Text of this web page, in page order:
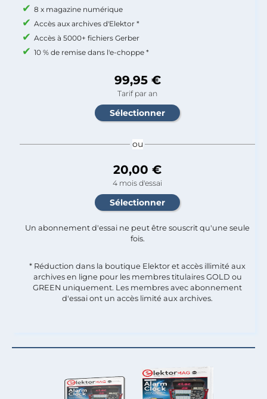
8 x magazine numérique
Accès aux archives d'Elektor *
Accès à 5000+ fichiers Gerber
10 % de remise dans l'e-choppe *
99,95 €
Tarif par an
ou
20,00 €
4 mois d'essai
Un abonnement d'essai ne peut être souscrit qu'une seule
fois.​
* Réduction dans la boutique Elektor et accès illimité aux
archives en ligne pour les membres titulaires GOLD ou
GREEN uniquement. Les membres avec abonnement
d'essai ont un accès limité aux archives.